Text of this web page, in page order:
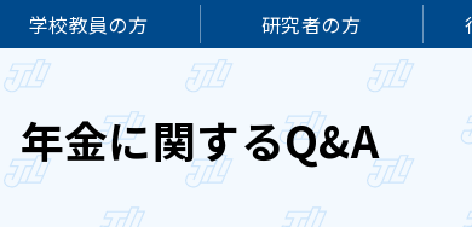
学校教員の方 研究者の方
年金に関するQ&A